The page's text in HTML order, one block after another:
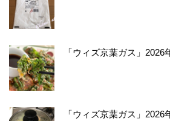
「ウィズ京葉ガス」
「ウィズ京葉ガス」